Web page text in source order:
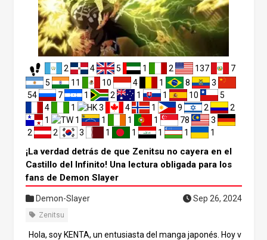
rcándose a su conclusión. Sin embargo, detrás de él pue
de haber un significado más profundo. Si analizamos el
desarrollo de la historia hasta ahora, algunos pueden pe
nsar que los últimos acontecimientos parecen demasiad
o convenientes. Por ejemplo, aunque parece que las cos
as se han calmado tras el rescate de Megumi Fushiguro
y la derrota de Sukuna, ¿es realmente así? Está surgiend
o la teoría de que Megumi podría estar “soñando”. ¿Y si el
mundo que creíamos real se está desarrollando en realid
ad dentro del sueño de Megumi? En este contexto, pued
e que el “sueño” no se refiera a un sueño literal, sino a un
2 4 5 1 2 137
7
5
11 10 4 1 8
3
54
7 1 2 1 1 10
5
4
1 3 4 1 9 2
2
1
1 1 1 1 78
3
2
2 3 1 1 1 1 1
¡La verdad detrás de que Zenitsu no cayera en el
Castillo del Infinito! Una lectura obligada para los
fans de Demon Slayer
Demon-Slayer Sep 26, 2024
Zenitsu
Hola, soy KENTA, un entusiasta del manga japonés. Hoy v